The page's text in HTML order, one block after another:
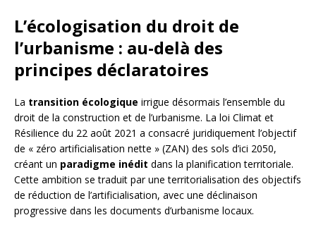
L’écologisation du droit de
l’urbanisme : au-delà des
principes déclaratoires
La transition écologique irrigue désormais l’ensemble du
droit de la construction et de l’urbanisme. La loi Climat et
Résilience du 22 août 2021 a consacré juridiquement l’objectif
de « zéro artificialisation nette » (ZAN) des sols d’ici 2050,
créant un paradigme inédit dans la planification territoriale.
Cette ambition se traduit par une territorialisation des objectifs
de réduction de l’artificialisation, avec une déclinaison
progressive dans les documents d’urbanisme locaux.